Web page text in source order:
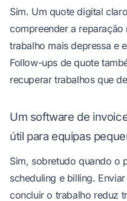
Sim. Um quote digital
compreender a
trabalho mais depressa e
Follow-ups de quote
recuperar trabalhos que
Um software de
útil para equipas
Sim, sobretudo quando o
scheduling e billing.
concluir o trabalho reduz